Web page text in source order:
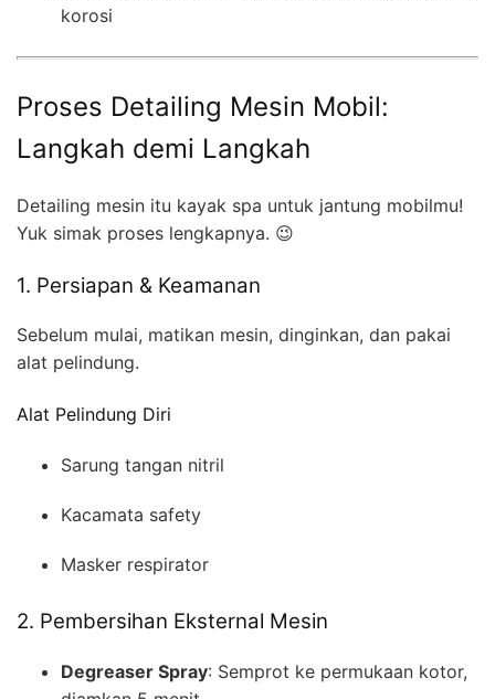
korosi
Proses Detailing Mesin Mobil:
Langkah demi Langkah
Detai­ling mesin itu kayak spa untuk jantung mobilmu!
Yuk simak proses lengkapnya. 😉
1. Persiapan & Keamanan
Sebelum mulai, matikan mesin, dinginkan, dan pakai
alat pelindung.
Alat Pelindung Diri
Sarung tangan nitril
Kacamata safety
Masker respirator
2. Pembersihan Eksternal Mesin
Degreaser Spray: Semprot ke permukaan kotor,